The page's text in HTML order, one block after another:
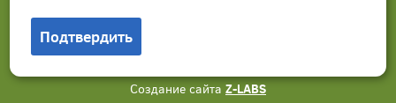
Создание сайта Z-LABS
Подтвердить